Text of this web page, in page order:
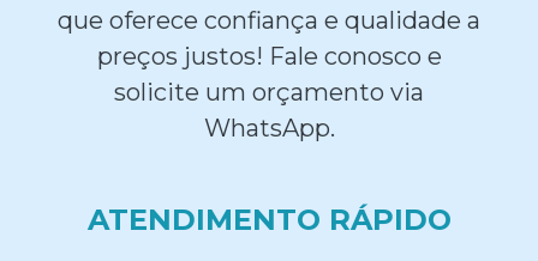
que oferece confiança e qualidade a
preços justos! Fale conosco e
solicite um orçamento via
WhatsApp.
ATENDIMENTO RÁPIDO